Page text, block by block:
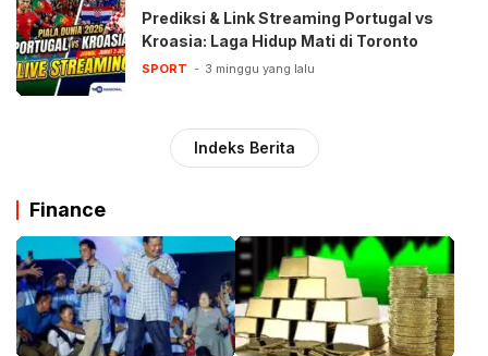
Prediksi & Link Streaming Portugal vs
Kroasia: Laga Hidup Mati di Toronto
SPORT 3 minggu yang lalu
Indeks Berita
Finance